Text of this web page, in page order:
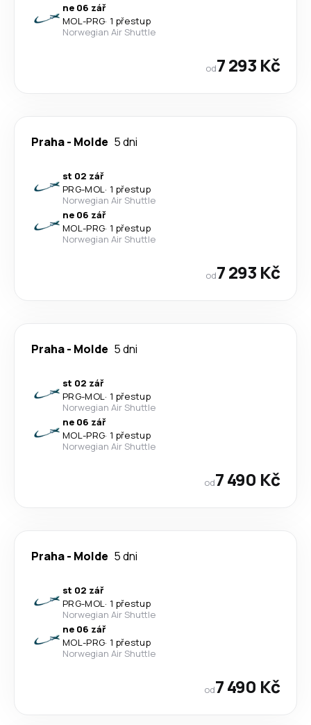
ne 06 zář
MOL-PRG· 1 přestup
Norwegian Air Shuttle
od7 293 Kč
Praha- Molde 5 dni
st 02 zář
PRG-MOL· 1 přestup
Norwegian Air Shuttle
ne 06 zář
MOL-PRG· 1 přestup
Norwegian Air Shuttle
od7 293 Kč
Praha- Molde 5 dni
st 02 zář
PRG-MOL· 1 přestup
Norwegian Air Shuttle
ne 06 zář
MOL-PRG· 1 přestup
Norwegian Air Shuttle
od7 490 Kč
Praha- Molde 5 dni
st 02 zář
PRG-MOL· 1 přestup
Norwegian Air Shuttle
ne 06 zář
MOL-PRG· 1 přestup
Norwegian Air Shuttle
od7 490 Kč